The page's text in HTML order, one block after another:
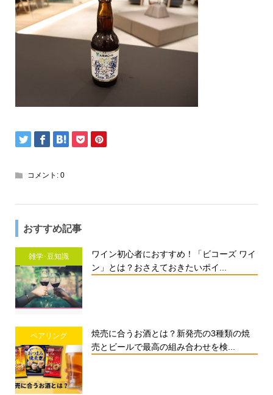
コメント: 0
おすすめ記事
雑学･豆知識
ワイン初心者におすすめ！「ビコーズ ワイ
ン」とは？おさえておきたいポイ...
ペアリング
焼売に合うお酒とは？新発売の3種類の焼
売とビールで最高の組み合わせを検...